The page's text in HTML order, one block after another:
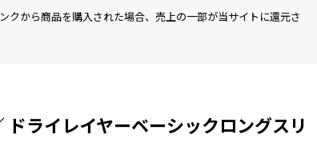
クから商品を購入された場合、売上の一部が当サイトに還元さ
ライレイヤーベーシックロングスリ